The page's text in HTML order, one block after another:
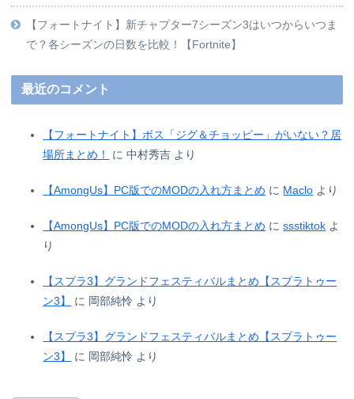
【フォートナイト】新チャプター7シーズン3はいつからいつま
で？各シーズンの日数を比較！【Fortnite】
最近のコメント
【フォートナイト】ボス「ジグ＆チョッピー」がいない？居
場所まとめ！
に中村秀吉 より
【AmongUs】PC版でのMODの入れ方まとめ に Maclo より
【AmongUs】PC版でのMODの入れ方まとめ にssstiktok よ
り
【スプラ3】グランドフェスティバルまとめ【スプラトゥー
ン3】
に 岡部純怜 より
【スプラ3】グランドフェスティバルまとめ【スプラトゥー
ン3】
に 岡部純怜 より